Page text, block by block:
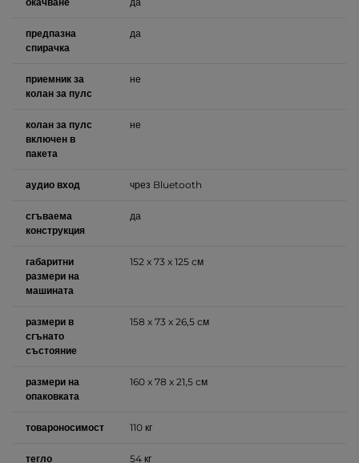
предпазна
спирачка
да
приемник за
колан за пулс
не
колан за пулс
включен в
пакета
не
аудио вход чрез Bluetooth
сгъваема
конструкция
да
габаритни
размери на
машината
152 x 73 x 125 cм
размери в
сгънато
състояние
158 x 73 x 26,5 cм
размери на
опаковката
160 x 78 x 21,5 cм
товароносимост 110 кг
тегло 54 кг